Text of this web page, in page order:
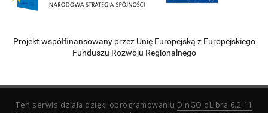
Projekt współfinansowany przez Unię Europejską z Europejskiego
Funduszu Rozwoju Regionalnego
Ten serwis działa dzięki oprogramowaniu DInGO dLibra 6.2.11